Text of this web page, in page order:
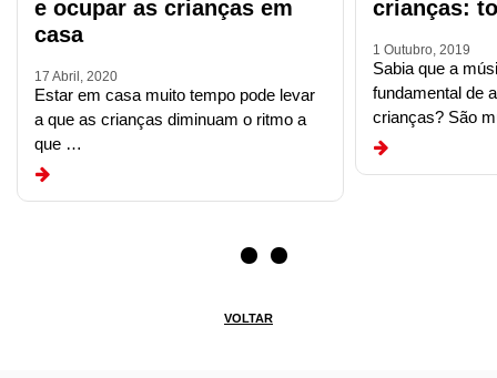
e ocupar as crianças em
casa
17 Abril, 2020
Estar em casa muito tempo pode levar
a que as crianças diminuam o ritmo a
que …
crianças:
1 Outubro, 2019
Sabia que a
fundamental de
crianças? São
VOLTAR